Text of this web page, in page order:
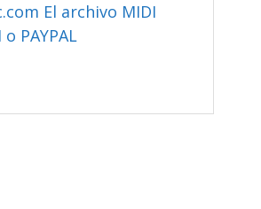
El archivo MIDI
PAYPAL